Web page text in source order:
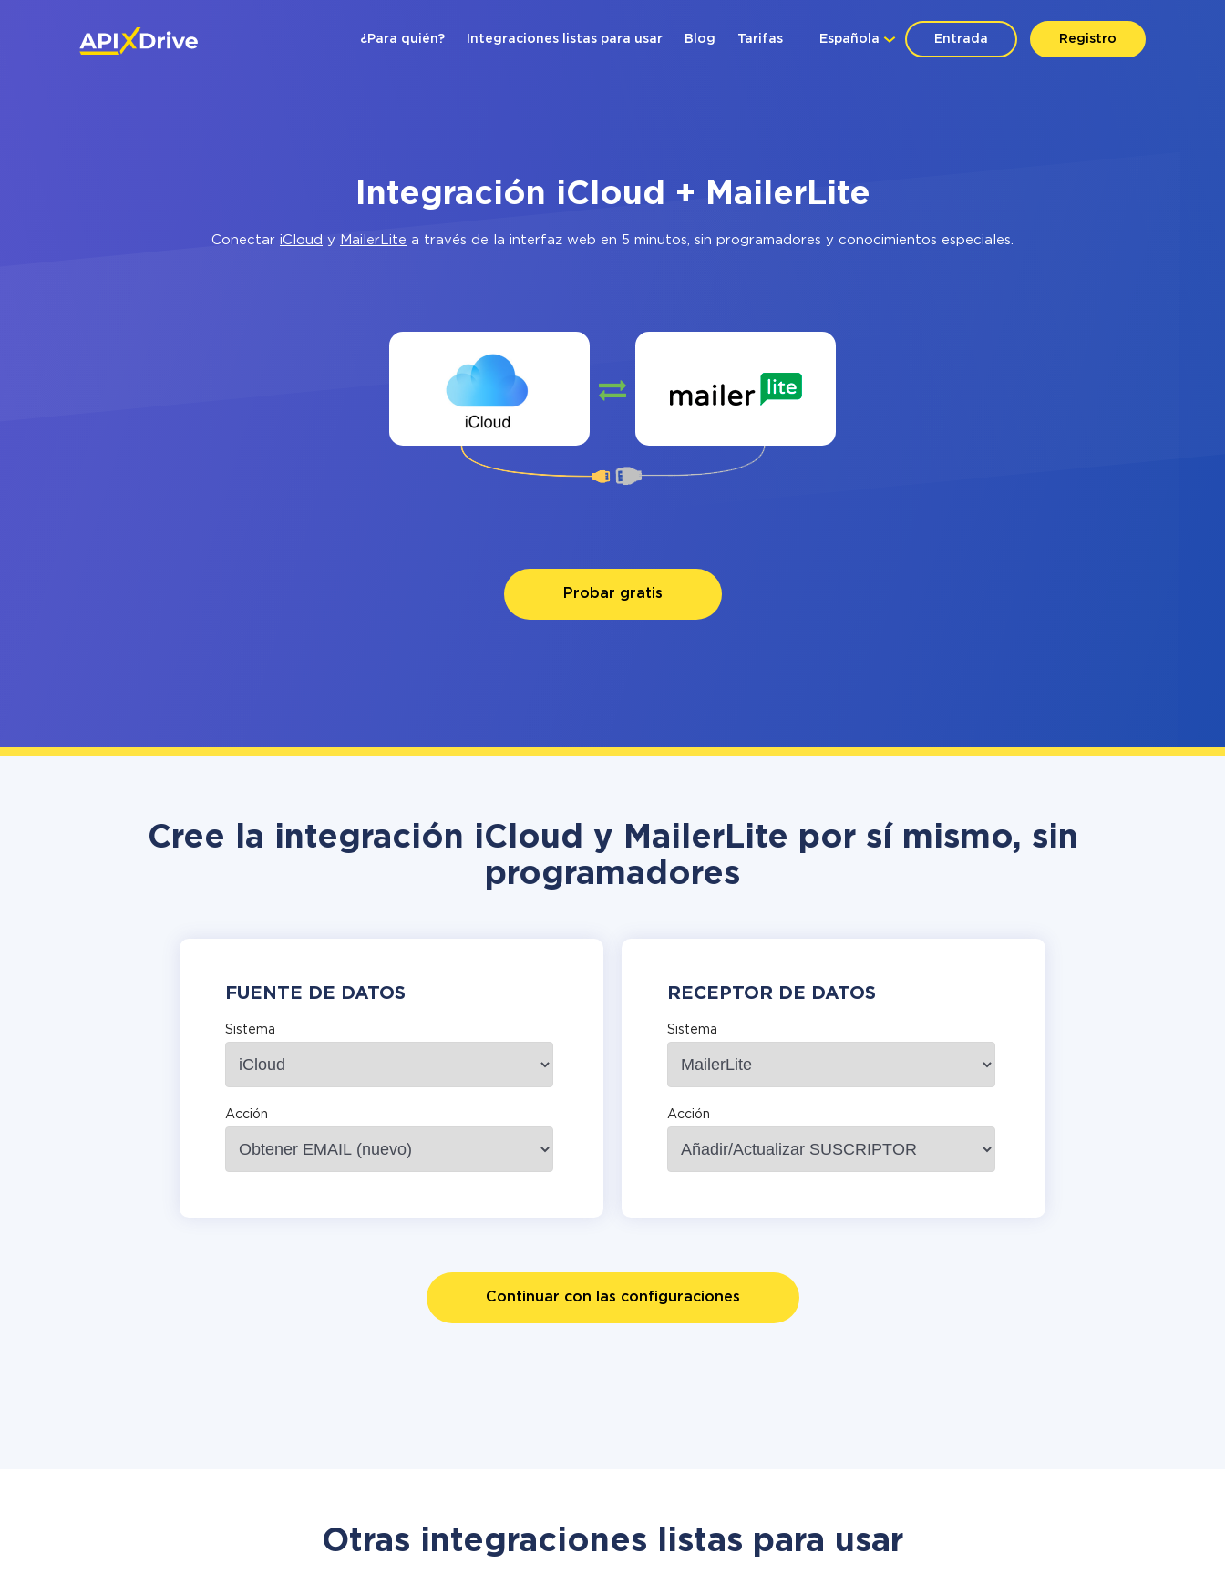
Entrada Registro
Española
¿Para quién? Integraciones listas para usar Blog Tarifas
Integración iCloud + MailerLite
Conectar iCloud y MailerLite a través de la interfaz web en 5 minutos, sin programadores y conocimientos especiales.
Probar gratis
Cree la integración iCloud y MailerLite por sí mismo, sin
programadores
FUENTE DE DATOS
Sistema
Acción
RECEPTOR DE DATOS
Sistema
Acción
Continuar con las configuraciones
Otras integraciones listas para usar